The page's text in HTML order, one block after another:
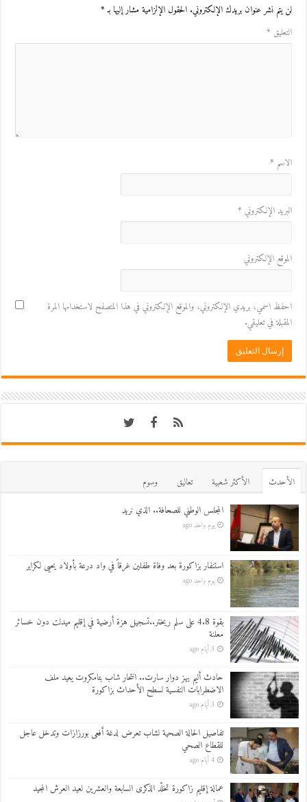
لن يتم نشر عنوان بريدك الإلكتروني. الحقول الإلزامية مشار إليها بـ*
التعليق *
الاسم *
البريد الإلكتروني *
الموقع الإلكتروني
احفظ اسمي، بريدي الإلكتروني، والموقع الإلكتروني في هذا المتصفح لاستخدامها المرة
المقبلة في تعليقي.
اﻷحدث اﻷكثر شعبية تعاليق
وسوم
المجلس الوطني للصحافة.. الذي نريد
يوم واحد ago
استنفار بزاكورة بعد وفاة طفلين غرقاً في واد درعة بأولاد يحيى لكراير
يوم واحد ago
بقوة 4.8 على سلم ريختر..تسجيل هزة أرضية في إقليم ميدلت دون خسائر
معلنة
3 أيام ago
حادث أليم يهز دوار سارت.. انتحار شاب بتامكروت يعيد ملف
الاضطرابات النفسية لسطح الأحداث بزاكورة
3 أيام ago
تفاصيل الحالة الصحية لشاب تعرض لدغة أفعى بورزازات وتدخل عاجل
للقطاع الصحي
4 أيام ago
عمالة إقليم زاكورة تخلّد الذكرى السابعة والعشرين لعيد العرش المجيد